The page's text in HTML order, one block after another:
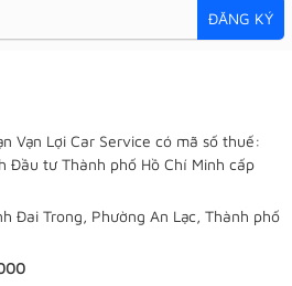
ĐĂNG KÝ
Vạn Lợi Car Service có mã số thuế:
Đầu tư Thành phố Hồ Chí Minh cấp
Đai Trong, Phường An Lạc, Thành phố